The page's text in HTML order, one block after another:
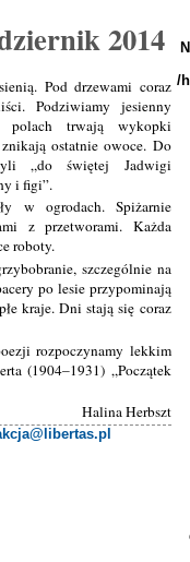
2014
Pod drzewami coraz
Podziwiamy jesienny
polach trwają wykopki
ostatnie owoce. Do
„do świętej Jadwigi
i figi”.
w ogrodach. Spiżarnie
z przetworami. Każda
roboty.
szczególnie na
po lesie przypominają
kraje. Dni stają się coraz
rozpoczynamy lekkim
(1904–1931) „Początek
Halina Herbszt
/